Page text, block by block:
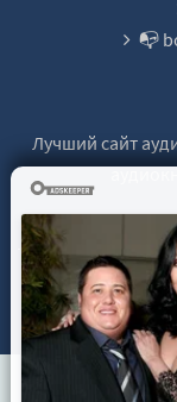
📭
Лучший сайт
© 2021 - 2026